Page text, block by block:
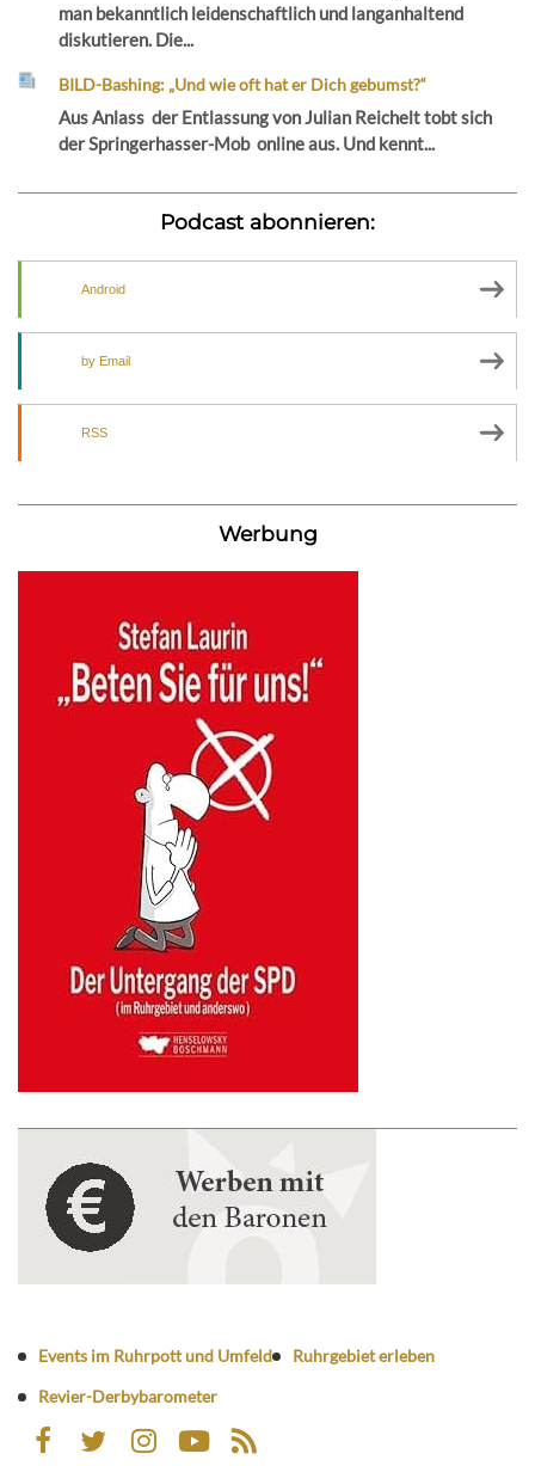
man bekanntlich leidenschaftlich und langanhaltend
diskutieren. Die...
BILD-Bashing: „Und wie oft hat er Dich gebumst?“
Aus Anlass der Entlassung von Julian Reichelt tobt sich
der Springerhasser-Mob online aus. Und kennt...
Podcast abonnieren:
Android
by Email
RSS
Werbung
Events im Ruhrpott und Umfeld
Ruhrgebiet erleben
Revier-Derbybarometer